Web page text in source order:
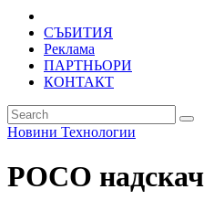
СЪБИТИЯ
Реклама
ПАРТНЬОРИ
КОНТАКТ
Новини Технологии
POCO